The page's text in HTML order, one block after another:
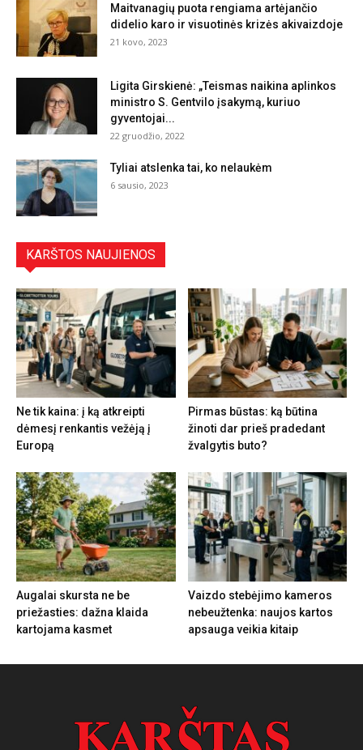
Maitvanagių puota rengiama artėjančio
didelio karo ir visuotinės krizės akivaizdoje
21 kovo, 2023
Ligita Girskienė: „Teismas naikina aplinkos
ministro S. Gentvilo įsakymą, kuriuo
gyventojai...
22 gruodžio, 2022
Tyliai atslenka tai, ko nelaukėm
6 sausio, 2023
KARŠTOS NAUJIENOS
Ne tik kaina: į ką atkreipti
dėmesį renkantis vežėją į
Europą
Pirmas būstas: ką būtina
žinoti dar prieš pradedant
žvalgytis buto?
Augalai skursta ne be
priežasties: dažna klaida
kartojama kasmet
Vaizdo stebėjimo kameros
nebeužtenka: naujos kartos
apsauga veikia kitaip